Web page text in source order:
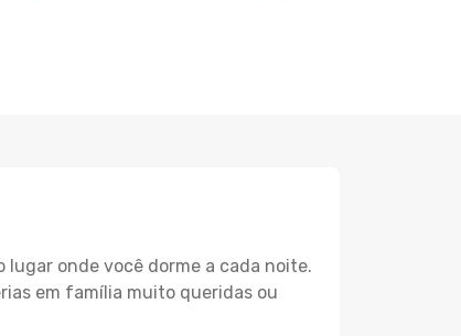
lugar onde você dorme a cada noite.
em família muito queridas ou